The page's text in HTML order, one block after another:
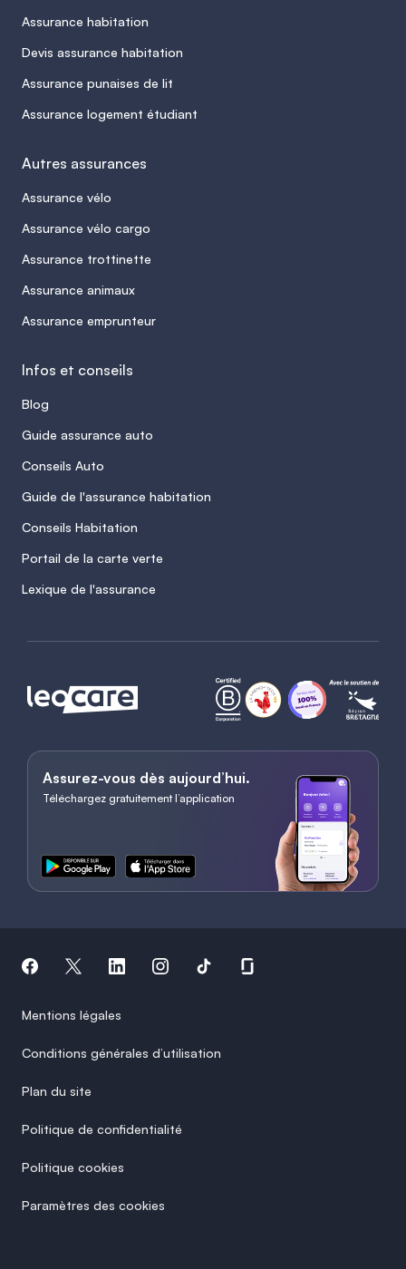
Assurance habitation
Devis assurance habitation
Assurance punaises de lit
Assurance logement étudiant
Autres assurances
Assurance vélo
Assurance vélo cargo
Assurance trottinette
Assurance animaux
Assurance emprunteur
Infos et conseils
Blog
Guide assurance auto
Conseils Auto
Guide de l'assurance habitation
Conseils Habitation
Portail de la carte verte
Lexique de l'assurance
Assurez-vous dès aujourd’hui.
Téléchargez gratuitement l’application
Mentions légales
Conditions générales d’utilisation
Plan du site
Politique de confidentialité
Politique cookies
Paramètres des cookies